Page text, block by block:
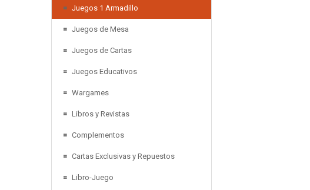
Juegos 1 Armadillo
Juegos de Mesa
Juegos de Cartas
Juegos Educativos
Wargames
Libros y Revistas
Complementos
Cartas Exclusivas y Repuestos
Libro-Juego